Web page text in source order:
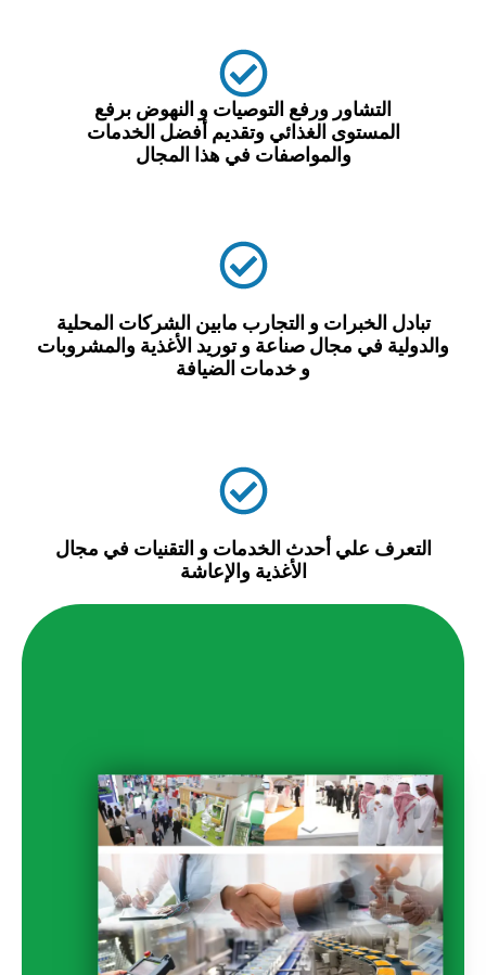
التشاور ورفع التوصيات و النهوض برفع
المستوى الغذائي وتقديم أفضل الخدمات
والمواصفات في هذا المجال
تبادل الخبرات و التجارب مابين الشركات المحلية
في مجال صناعة و توريد الأغذية والمشروبات
و خدمات الضيافة
علي أحدث الخدمات و التقنيات في مجال
الأغذية والإعاشة